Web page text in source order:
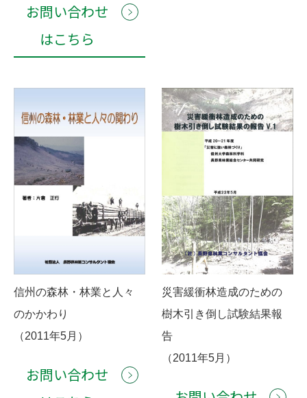
お問い合わせ
はこちら
信州の森林・林業と人々
のかかわり
（2011年5月）
お問い合わせ
災害緩衝林造成のための
樹木引き倒し試験結果報
告
（2011年5月）